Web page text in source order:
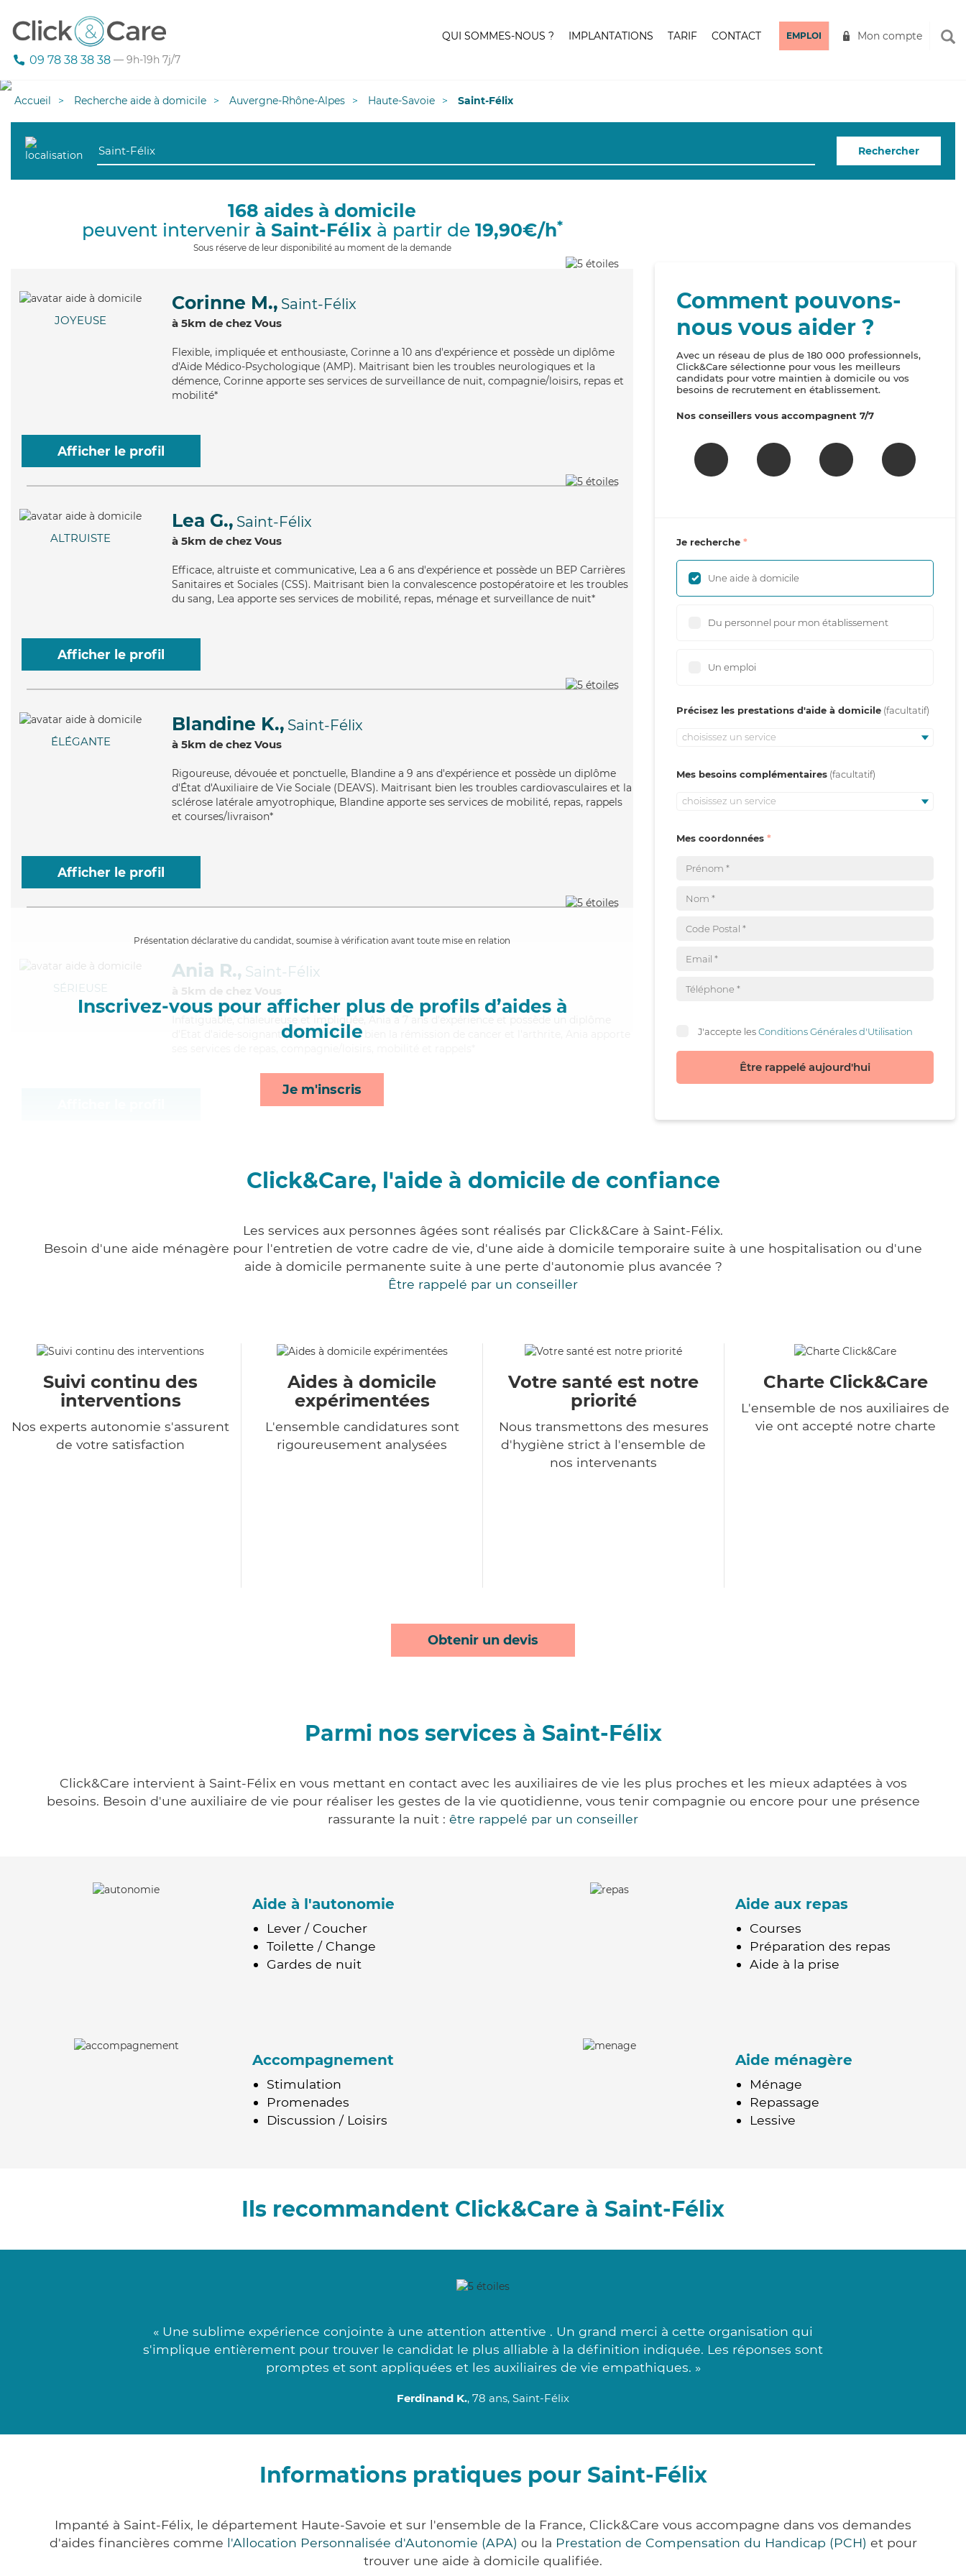
09 78 38 38 38 — 9h-19h 7j/7
QUI SOMMES-NOUS ? IMPLANTATIONS TARIF CONTACT EMPLOI Mon compte
Accueil Recherche aide à domicile Auvergne-Rhône-Alpes Haute-Savoie Saint-Félix
Rechercher
168 aides à domicile
peuvent intervenir à Saint-Félixà partir de 19,90€/h*
Sous réserve de leur disponibilité au moment de la demande
JOYEUSE
Corinne M., Saint-Félix
à 5km de chez Vous
Flexible, impliquée et enthousiaste, Corinne a 10 ans d'expérience et possède un diplôme
d'Aide Médico-Psychologique (AMP). Maitrisant bien les troubles neurologiques et la
démence, Corinne apporte ses services de surveillance de nuit, compagnie/loisirs, repas et
mobilité*
Afficher le profil
ALTRUISTE
Lea G., Saint-Félix
à 5km de chez Vous
Efficace, altruiste et communicative, Lea a 6 ans d'expérience et possède un BEP Carrières
Sanitaires et Sociales (CSS). Maitrisant bien la convalescence postopératoire et les troubles
du sang, Lea apporte ses services de mobilité, repas, ménage et surveillance de nuit*
Afficher le profil
ÉLÉGANTE
Blandine K., Saint-Félix
à 5km de chez Vous
Rigoureuse, dévouée et ponctuelle, Blandine a 9 ans d'expérience et possède un diplôme
d'État d'Auxiliaire de Vie Sociale (DEAVS). Maitrisant bien les troubles cardiovasculaires et la
sclérose latérale amyotrophique, Blandine apporte ses services de mobilité, repas, rappels
et courses/livraison*
Afficher le profil
Présentation déclarative du candidat, soumise à vérification avant toute mise en relation
Inscrivez-vous pour afficher plus de profils d’aides à
domicile
Je m'inscris
SÉRIEUSE
Ania R., Saint-Félix
à 5km de chez Vous
Infatiguable
, chaleureuse et impliquée, Ania a 7 ans d'expérience et possède un diplôme
d'Etat d'aide-soignant (AS). Maitrisant bien la rémission de cancer et l'arthrite, Ania apporte
Comment pouvons-
nous vous aider ?
Avec un réseau de plus de 180 000 professionnels,
Click&Care sélectionne pour vous les meilleurs
candidats pour votre maintien à domicile ou vos
besoins de recrutement en établissement.
Nos conseillers vous accompagnent 7/7
Je recherche
Une aide à domicile
Du personnel pour mon établissement
Un emploi
Précisez les prestations d'aide à domicile
choisissez un service
Mes besoins complémentaires
choisissez un service
Mes coordonnées
J'accepte lesConditions Générales d'Utilisation
Être rappelé aujourd'hui
Click&Care, l'aide à domicile de confiance
Les services aux personnes âgées sont réalisés par Click&Care à Saint-Félix.
Besoin d'une aide ménagère pour l'entretien de votre cadre de vie, d'une aide à domicile temporaire suite à une hospitalisation ou d'une
aide à domicile permanente suite à une perte d'autonomie plus avancée ?
Être rappelé par un conseiller
Suivi continu des
interventions
Nos experts autonomie s'assurent
de votre satisfaction
Aides à domicile
expérimentées
L'ensemble candidatures sont
rigoureusement analysées
Votre santé est notre
priorité
Nous transmettons des mesures
d'hygiène strict à l'ensemble de
nos intervenants
Charte Click&Care
L'ensemble de nos auxiliaires de
vie ont accepté notre charte
Obtenir un devis
Parmi nos services à Saint-Félix
Click&Care intervient à Saint-Félix en vous mettant en contact avec les auxiliaires de vie les plus proches et les mieux adaptées à vos
besoins. Besoin d'une auxiliaire de vie pour réaliser les gestes de la vie quotidienne, vous tenir compagnie ou encore pour une présence
rassurante la nuit : être rappelé par un conseiller
Aide à l'autonomie
Lever / Coucher
Toilette / Change
Gardes de nuit
Aide aux repas
Courses
Préparation des repas
Aide à la prise
Accompagnement
Stimulation
Promenades
Discussion / Loisirs
Aide ménagère
Ménage
Repassage
Lessive
Ils recommandent Click&Care à Saint-Félix
« Une sublime expérience conjointe à une attention attentive . Un grand merci à cette organisation qui
s'implique entièrement pour trouver le candidat le plus alliable à la définition indiquée. Les réponses sont
promptes et sont appliquées et les auxiliaires de vie empathiques. »
Ferdinand K., 78 ans, Saint-Félix
Informations pratiques pour Saint-Félix
Impanté à Saint-Félix, le département Haute-Savoie et sur l'ensemble de la France, Click&Care vous accompagne dans vos demandes
d'aides financières comme l'Allocation Personnalisée d'Autonomie (APA) ou la Prestation de Compensation du Handicap (PCH) et pour
trouver une aide à domicile qualifiée.